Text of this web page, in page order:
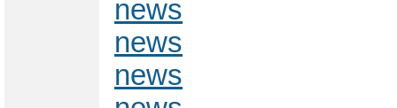
news
news
news